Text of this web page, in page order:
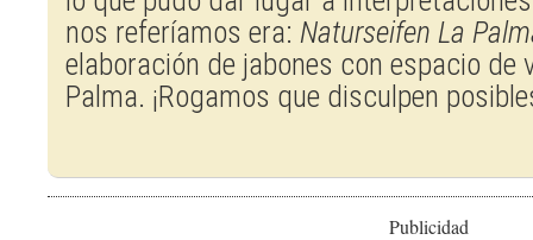
nos referíamos era: Naturseifen La
elaboración de jabones con espacio de
Palma. ¡Rogamos que disculpen
Publicidad